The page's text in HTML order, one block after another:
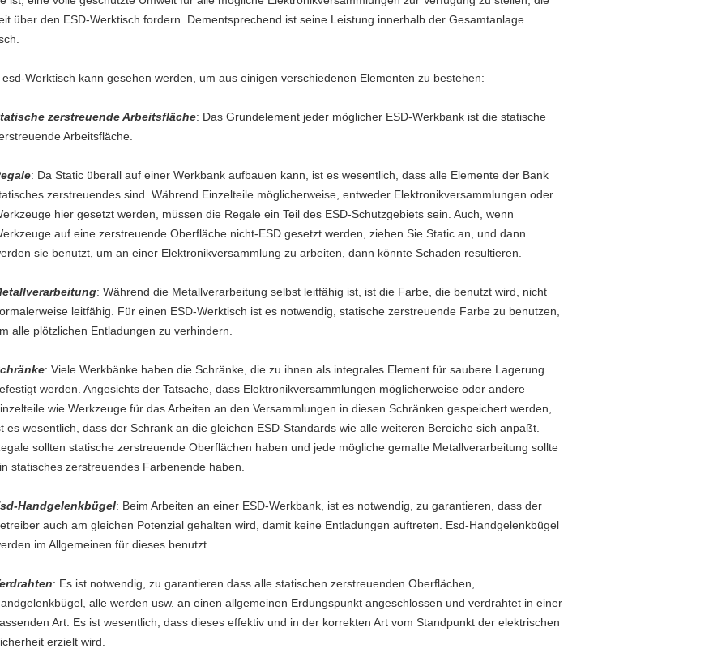
über den ESD-Werktisch fordern. Dementsprechend ist seine Leistung innerhalb der Gesamtanlage
esd-Werktisch kann gesehen werden, um aus einigen verschiedenen Elementen zu bestehen:
zerstreuende Arbeitsfläche: Das Grundelement jeder möglicher ESD-Werkbank ist die statische
Arbeitsfläche.
: Da Static überall auf einer Werkbank aufbauen kann, ist es wesentlich, dass alle Elemente der Bank
zerstreuendes sind. Während Einzelteile möglicherweise, entweder Elektronikversammlungen oder
hier gesetzt werden, müssen die Regale ein Teil des ESD-Schutzgebiets sein. Auch, wenn
auf eine zerstreuende Oberfläche nicht-ESD gesetzt werden, ziehen Sie Static an, und dann
sie benutzt, um an einer Elektronikversammlung zu arbeiten, dann könnte Schaden resultieren.
: Während die Metallverarbeitung selbst leitfähig ist, ist die Farbe, die benutzt wird, nicht
leitfähig. Für einen ESD-Werktisch ist es notwendig, statische zerstreuende Farbe zu benutzen,
alle plötzlichen Entladungen zu verhindern.
: Viele Werkbänke haben die Schränke, die zu ihnen als integrales Element für saubere Lagerung
werden. Angesichts der Tatsache, dass Elektronikversammlungen möglicherweise oder andere
wie Werkzeuge für das Arbeiten an den Versammlungen in diesen Schränken gespeichert werden,
es wesentlich, dass der Schrank an die gleichen ESD-Standards wie alle weiteren Bereiche sich anpaßt.
sollten statische zerstreuende Oberflächen haben und jede mögliche gemalte Metallverarbeitung sollte
statisches zerstreuendes Farbenende haben.
Handgelenkbügel: Beim Arbeiten an einer ESD-Werkbank, ist es notwendig, zu garantieren, dass der
auch am gleichen Potenzial gehalten wird, damit keine Entladungen auftreten. Esd-Handgelenkbügel
im Allgemeinen für dieses benutzt.
: Es ist notwendig, zu garantieren dass alle statischen zerstreuenden Oberflächen,
alle werden usw. an einen allgemeinen Erdungspunkt angeschlossen und verdrahtet in einer
Art. Es ist wesentlich, dass dieses effektiv und in der korrekten Art vom Standpunkt der elektrischen
erzielt wird.